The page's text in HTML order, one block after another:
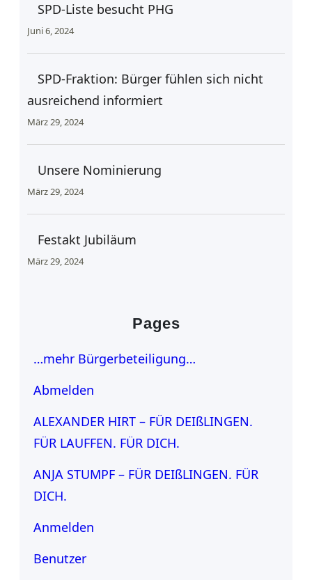
SPD-Liste besucht PHG
Juni 6, 2024
SPD-Fraktion: Bürger fühlen sich nicht
ausreichend informiert
März 29, 2024
Unsere Nominierung
März 29, 2024
Festakt Jubiläum
März 29, 2024
Pages
…mehr Bürgerbeteiligung…
Abmelden
ALEXANDER HIRT – FÜR DEIßLINGEN.
FÜR LAUFFEN. FÜR DICH.
ANJA STUMPF – FÜR DEIßLINGEN. FÜR
DICH.
Anmelden
Benutzer